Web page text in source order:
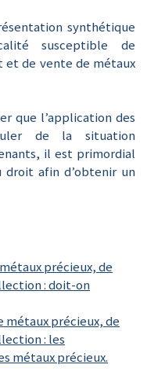
synthétique
susceptible de
et de vente de métaux
que l’application des
de la situation
il est primordial
afin d’obtenir un
précieux, de
: doit-on
métaux précieux, de
: les
métaux précieux.